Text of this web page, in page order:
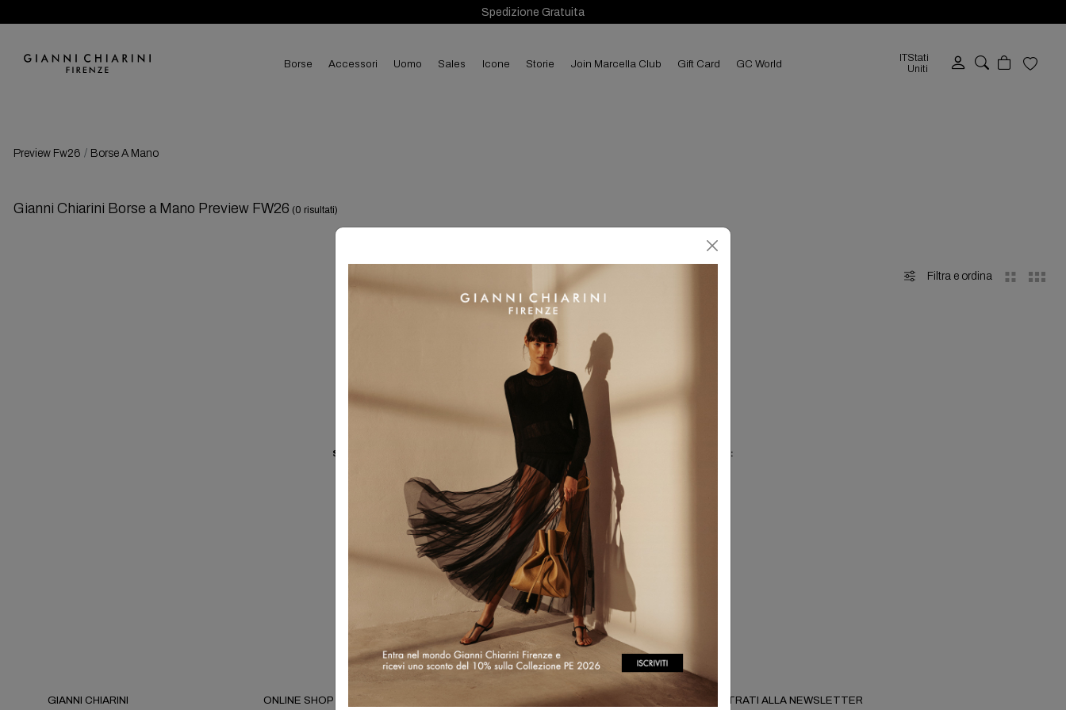
Spedizione Gratuita
borse accessori uomo sales Icone Storie Join Marcella Club Gift Card GC World ITStati
Uniti
Preview Fw26 Borse A Mano
Gianni Chiarini Borse a Mano Preview FW26 (0 risultati)
Filtra e ordina
OOPS!
SPIACENTE
... al momento non è presente alcun articolo scelto!
Se hai eseguito una ricerca sul sito, prova a seguire questi suggerimenti e cerca di nuovo:
Controlla che tutte le parole siano scritte correttamente
Prova con parole differenti
Prova con parole più generiche
GIANNI CHIARINI ONLINE SHOP MAY WE HELP YOU? REGISTRATI ALLA NEWSLETTER